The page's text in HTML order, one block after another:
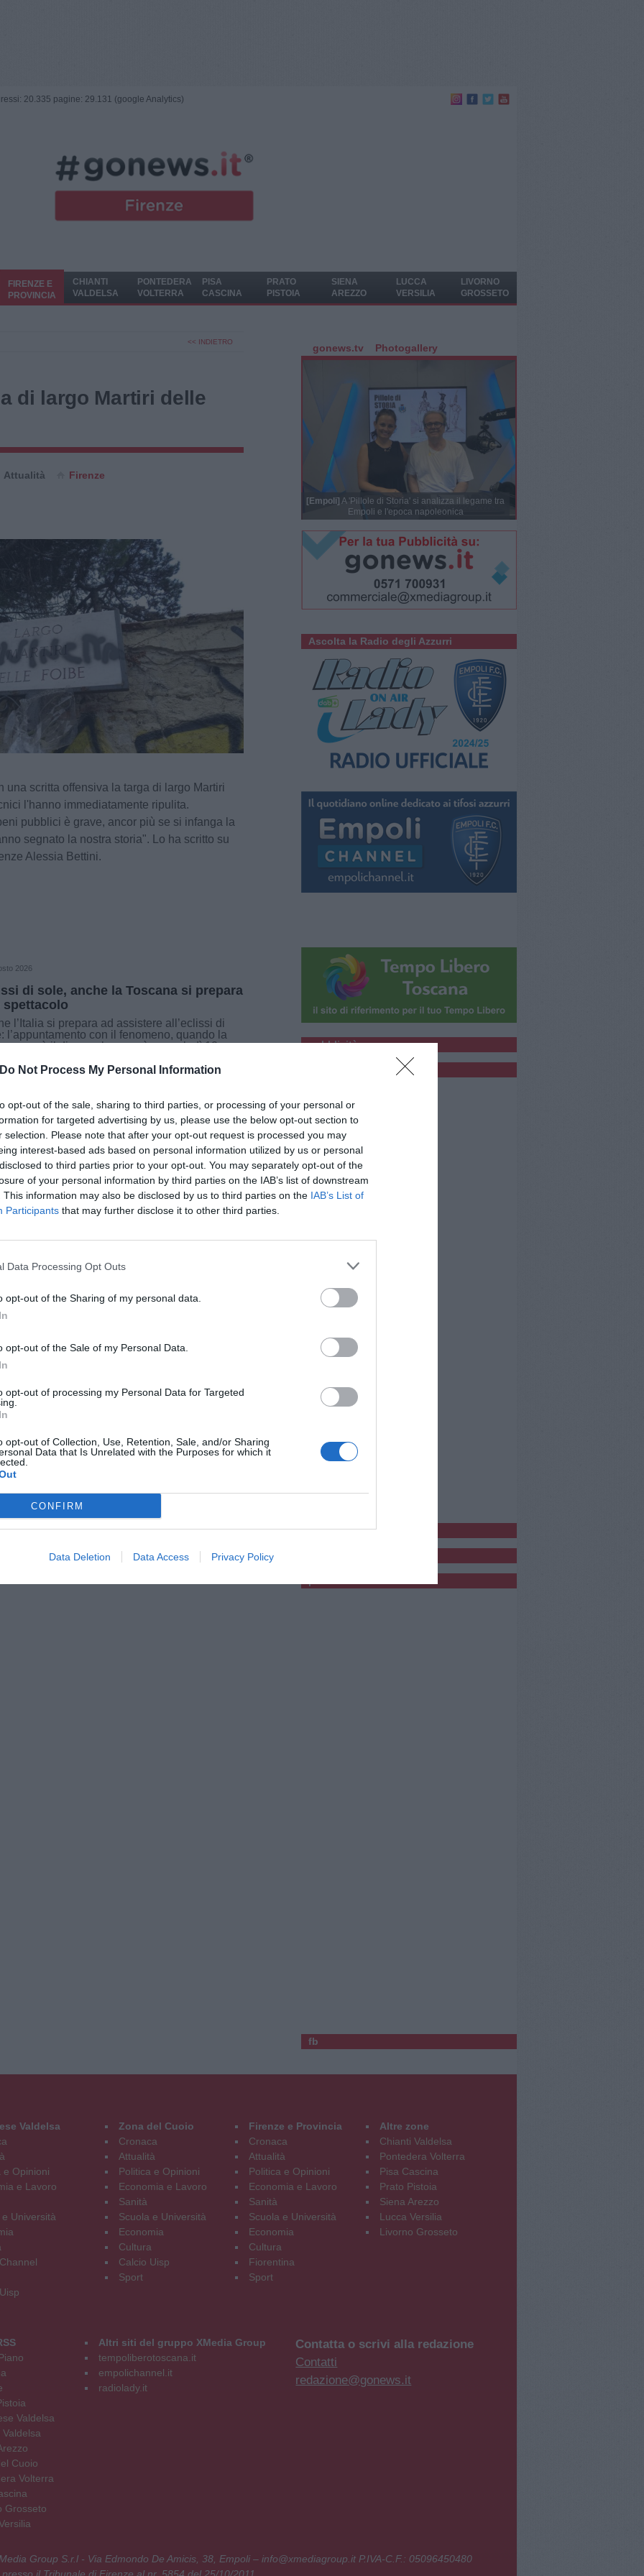
Do Not Process My Personal Information
opt-out of the sale, sharing to third parties, or processing of your personal or
for targeted advertising by us, please use the below opt-out section to
selection. Please note that after your opt-out request is processed you may
interest-based ads based on personal information utilized by us or personal
to third parties prior to your opt-out. You may separately opt-out of the
of your personal information by third parties on the IAB’s list of downstream
This information may also be disclosed by us to third parties on the IAB’s List of
Participants that may further disclose it to other third parties.
Data Processing Opt Outs
opt-out of the Sharing of my personal data.
opt-out of the Sale of my Personal Data.
opt-out of processing my Personal Data for Targeted
opt-out of Collection, Use, Retention, Sale, and/or Sharing
Data that Is Unrelated with the Purposes for which it
CONFIRM
Data Deletion Data Access Privacy Policy
20.335 pagine: 29.131 (google Analytics)
FIRENZE E
PROVINCIA
CHIANTI
VALDELSA
PONTEDERA
VOLTERRA
PISA
CASCINA
PRATO
PISTOIA
SIENA
AREZZO
LUCCA
VERSILIA
LIVORNO
GROSSETO
<< INDIETRO
di largo Martiri delle
Attualità Firenze
una scritta offensiva la targa di largo Martiri
l'hanno immediatamente ripulita.
pubblici è grave, ancor più se si infanga la
segnato la nostra storia". Lo ha scritto su
Alessia Bettini.
2026
di sole, anche la Toscana si prepara
spettacolo
l’Italia si prepara ad assistere all’eclissi di
l’appuntamento con il fenomeno, quando la
oscurerà il disco solare, sarà mercoledì 12
di Pisa e Firenze, sindacati
allo sciopero
aperta una vertenza sindacale regionale che
gli aeroporti di Pisa e Firenze. Le
2026
rinnovata l'intesa con Unicoop
Manetti: "Progetto a valenza
l’esperienza delle Bibliocoop, i punti di
e lettura ospitati negli spazi delle sezioni
Unicoop Firenze e realizzati in
gonews.tv Photogallery
[Empoli] A 'Pillole di Storia' si analizza il legame tra
Empoli e l'epoca napoleonica
Ascolta la Radio degli Azzurri
pubblicità
pubblicitàCl
fb
Valdelsa
e Opinioni
e Lavoro
e Università
Zona del Cuoio
Cronaca
Attualità
Politica e Opinioni
Economia e Lavoro
Sanità
Scuola e Università
Economia
Cultura
Calcio Uisp
Sport
Firenze e Provincia
Cronaca
Attualità
Politica e Opinioni
Economia e Lavoro
Sanità
Scuola e Università
Economia
Cultura
Fiorentina
Sport
Altre zone
Chianti Valdelsa
Pontedera Volterra
Pisa Cascina
Prato Pistoia
Siena Arezzo
Lucca Versilia
Livorno Grosseto
Valdelsa
Valdelsa
Cuoio
Volterra
Grosseto
Altri siti del gruppo XMedia Group
tempoliberotoscana.it
empolichannel.it
radiolady.it
Contatta o scrivi alla redazione
Contatti
redazione@gonews.it
Group S.r.l - Via Edmondo De Amicis, 38, Empoli – info@xmediagroup.it P.IVA-C.F.: 05096450480